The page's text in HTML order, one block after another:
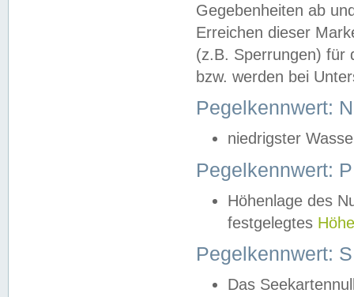
Gegebenheiten ab
Erreichen dieser
(z.B. Sperrungen) für
bzw. werden bei
Pegelkennwert:
niedrigster
Pegelkennwert:
Höhenlage des
festgelegtes
Pegelkennwert:
Das